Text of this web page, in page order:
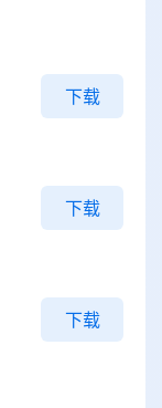
下载
下载
下载